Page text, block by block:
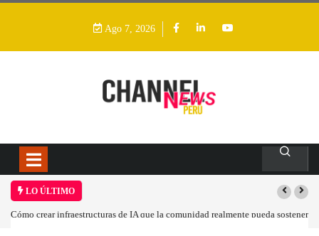
Ago 7, 2026
LO ÚLTIMO
crear infraestructuras de IA que la comunidad realmente pueda sostenerLas